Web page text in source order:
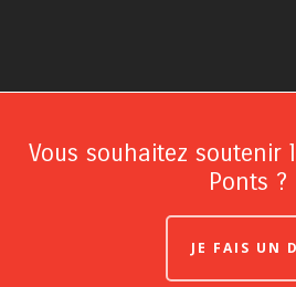
Vous souhaitez soutenir
Ponts ?
JE FAIS UN